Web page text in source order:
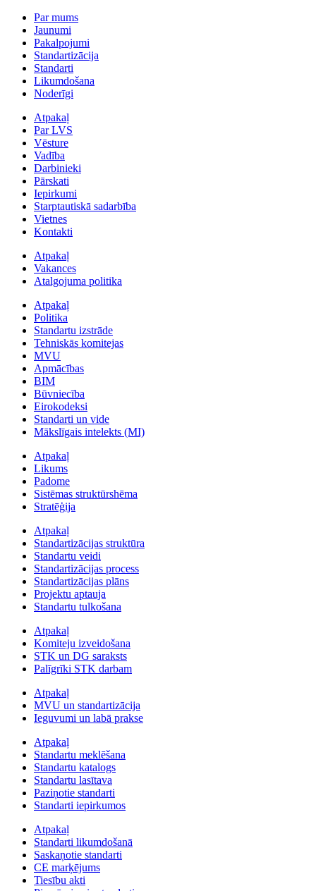
Par mums
Jaunumi
Pakalpojumi
Standartizācija
Standarti
Likumdošana
Noderīgi
Atpakaļ
Par LVS
Vēsture
Vadība
Darbinieki
Pārskati
Iepirkumi
Starptautiskā sadarbība
Vietnes
Kontakti
Atpakaļ
Vakances
Atalgojuma politika
Atpakaļ
Politika
Standartu izstrāde
Tehniskās komitejas
MVU
Apmācības
BIM
Būvniecība
Eirokodeksi
Standarti un vide
Mākslīgais intelekts (MI)
Atpakaļ
Likums
Padome
Sistēmas struktūrshēma
Stratēģija
Atpakaļ
Standartizācijas struktūra
Standartu veidi
Standartizācijas process
Standartizācijas plāns
Projektu aptauja
Standartu tulkošana
Atpakaļ
Komiteju izveidošana
STK un DG saraksts
Palīgrīki STK darbam
Atpakaļ
MVU un standartizācija
Ieguvumi un labā prakse
Atpakaļ
Standartu meklēšana
Standartu katalogs
Standartu lasītava
Paziņotie standarti
Standarti iepirkumos
Atpakaļ
Standarti likumdošanā
Saskaņotie standarti
CE marķējums
Tiesību akti